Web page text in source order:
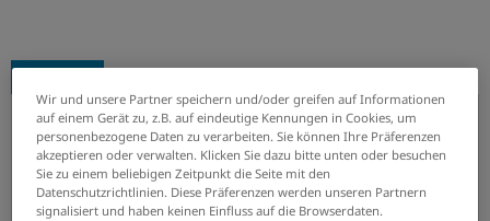
Fachangestellter für Bäderbetriebe (m/w/d)
Poseidon Bäderdienst GmbH
31.07.2026 Deutschland
Wir und unsere Partner speichern und/oder greifen auf Informationen
auf einem Gerät zu, z.B. auf eindeutige Kennungen in Cookies, um
personenbezogene Daten zu verarbeiten. Sie können Ihre Präferenzen
akzeptieren oder verwalten. Klicken Sie dazu bitte unten oder besuchen
Sie zu einem beliebigen Zeitpunkt die Seite mit den
Datenschutzrichtlinien. Diese Präferenzen werden unseren Partnern
signalisiert und haben keinen Einfluss auf die Browserdaten.